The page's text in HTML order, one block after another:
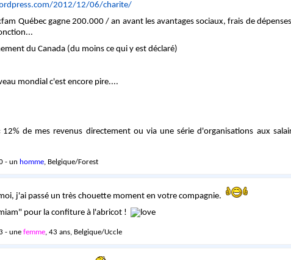
2012/12/06/charite/
Québec gagne 200.000 / an avant les avantages sociaux, frais de
du Canada (du moins ce qui y est déclaré)
mondial c'est encore pire....
de mes revenus directement ou via une série d'organisations aux
- un homme, Belgique/Forest
j'ai passé un très chouette moment en votre compagnie.
pour la confiture à l'abricot !
- une femme, 43 ans, Belgique/Uccle